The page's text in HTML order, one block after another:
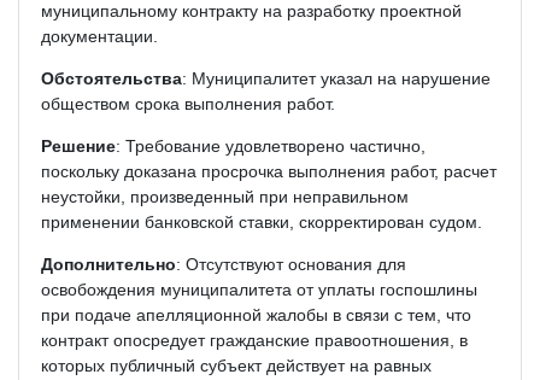
муниципальному контракту на разработку проектной
документации.
Обстоятельства: Муниципалитет указал на нарушение
обществом срока выполнения работ.
Решение: Требование удовлетворено частично,
поскольку доказана просрочка выполнения работ, расчет
неустойки, произведенный при неправильном
применении банковской ставки, скорректирован судом.
Дополнительно: Отсутствуют основания для
освобождения муниципалитета от уплаты госпошлины
при подаче апелляционной жалобы в связи с тем, что
контракт опосредует гражданские правоотношения, в
которых публичный субъект действует на равных